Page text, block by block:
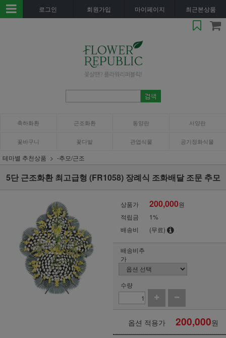
로그인 회원가입 마이페이지 최근본상품
축하화환 근조화환 동양란 서양란
꽃바구니 꽃다발 관엽식물 공기정화식물
테마별 추천상품 -추모/근조
5단 근조화환 최고급형 (FR1058) 장례식 조화배달 조문 추모
상품가 200,000원
적립금
1%
배송비
(무료)
배송비추
가
수량
옵션 적용가 200,000원